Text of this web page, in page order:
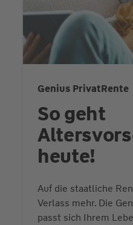
Genius PrivatRente
So geht
heute!
Auf die staatliche
Verlass mehr. Die
passt sich Ihrem